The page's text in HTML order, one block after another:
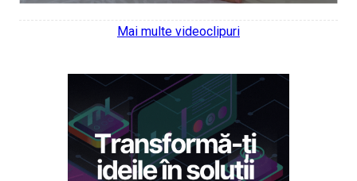
Mai multe videoclipuri